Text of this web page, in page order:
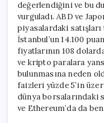
değerlendiğini ve bu
vurguladı. ABD ve
piyasalardaki
İstanbul’un 14.100
fiyatlarının 108
ve kripto paralara
bulunmasına neden
faizleri yüzde 5’in
dünya borsalarındaki
ve Ethereum’da da